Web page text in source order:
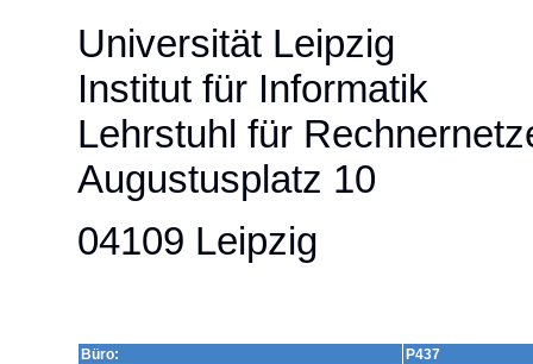
Universität Leipzig
Institut für Informatik
Lehrstuhl für
Augustusplatz 10
04109 Leipzig
Büro: P437